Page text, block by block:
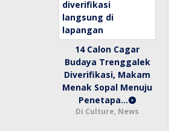
14 Calon Cagar
Budaya Trenggalek
Diverifikasi, Makam
Menak Sopal Menuju
Penetapa…
Di Culture, News